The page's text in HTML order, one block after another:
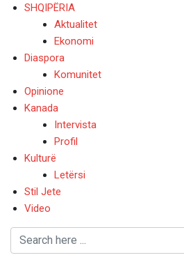
SHQIPËRIA
Aktualitet
Ekonomi
Diaspora
Komunitet
Opinione
Kanada
Intervista
Profil
Kulturë
Letërsi
Stil Jete
Video